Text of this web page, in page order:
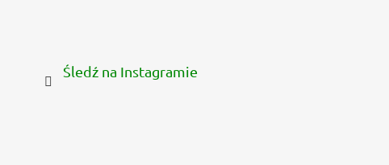
Śledź na Instagramie